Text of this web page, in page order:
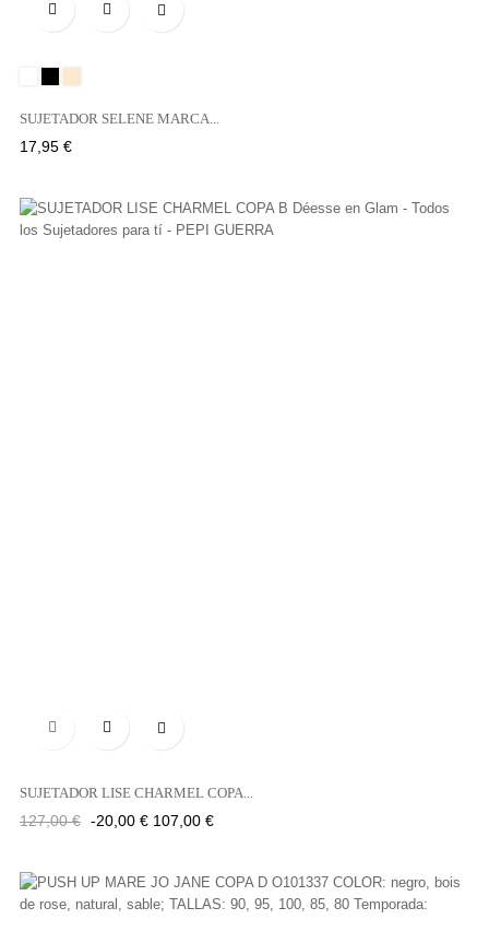

SUJETADOR SELENE MARCA...
Precio
17,95 €

SUJETADOR LISE CHARMEL COPA...
Precio
127,00 € -20,00 € Precio
107,00 €